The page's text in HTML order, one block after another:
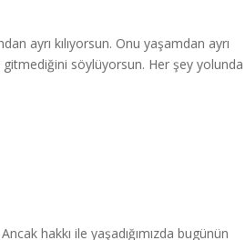
ayrı kılıyorsun. Onu yaşamdan ayrı
söylüyorsun. Her şey yolunda
hakkı ile yaşadığımızda bugünün